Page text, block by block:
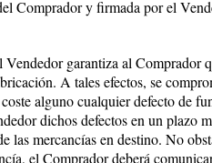
Comprador y firmada por el
garantiza al Comprador
A tales efectos, se
alguno cualquier defecto de
dichos defectos en un plazo
las mercancías en destino. No
el Comprador deberá